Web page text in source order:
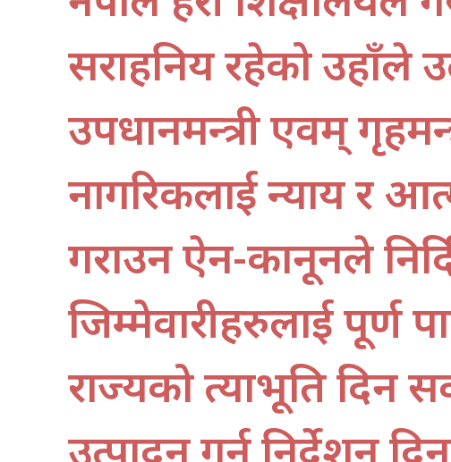
सराहनिय रहेको उहाँले
उपप्रधानमन्त्री एवम्
नागरिकलाई न्याय र
गराउन ऐन-कानूनले
जिम्मेवारीहरुलाई पूर्ण
राज्यको प्रत्याभूति दिन
उत्पादन गर्न निर्देशन